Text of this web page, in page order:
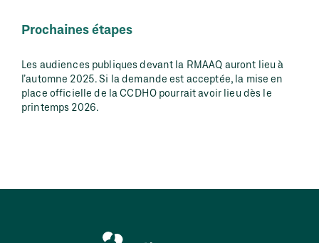
Prochaines étapes
Les audiences publiques devant la RMAAQ auront lieu à
l’automne 2025. Si la demande est acceptée, la mise en
place officielle de la CCDHO pourrait avoir lieu dès le
printemps 2026.